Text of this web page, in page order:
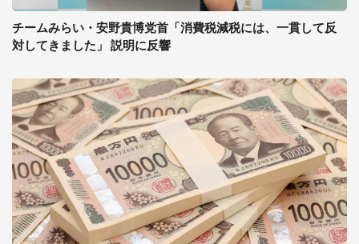
チームみらい・安野貴博党首「消費税減税には、一貫して反
対してきました」 説明に反響